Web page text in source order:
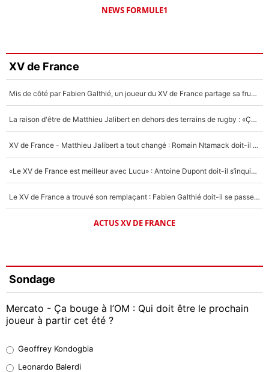
NEWS FORMULE1
XV de France
Mis de côté par Fabien Galthié, un joueur du XV de France partage sa frustration : «ils ne me l’ont pas dit tout de suite»
La raison d'être de Matthieu Jalibert en dehors des terrains de rugby : «Ça m'atteint autant que si tu touches à un membre de ma famille»
XV de France - Matthieu Jalibert a tout changé : Romain Ntamack doit-il s’inquiéter pour sa place à un an de la Coupe du monde ?
«Le XV de France est meilleur avec Lucu» : Antoine Dupont doit-il s’inquiéter pour sa place ?
Le XV de France a trouvé son remplaçant : Fabien Galthié doit-il se passer d'Antoine Dupont ?
ACTUS XV DE FRANCE
Sondage
Mercato - Ça bouge à l’OM : Qui doit être le prochain
joueur à partir cet été ?
38%
Geoffrey Kondogbia
Leonardo Balerdi